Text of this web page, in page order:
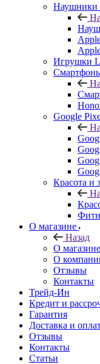
Наушники
Игрушки
Google
Красота и
О магазине
Назад
О магазине
О
Отзывы
Контакты
Трейд-Ин
Кредит и
Гарантия
Доставка и
Отзывы
Контакты
Статьи